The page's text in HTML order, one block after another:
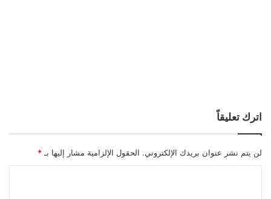
اترك تعليقاً
لن يتم نشر عنوان بريدك الإلكتروني. الحقول الإلزامية مشار إليها بـ *